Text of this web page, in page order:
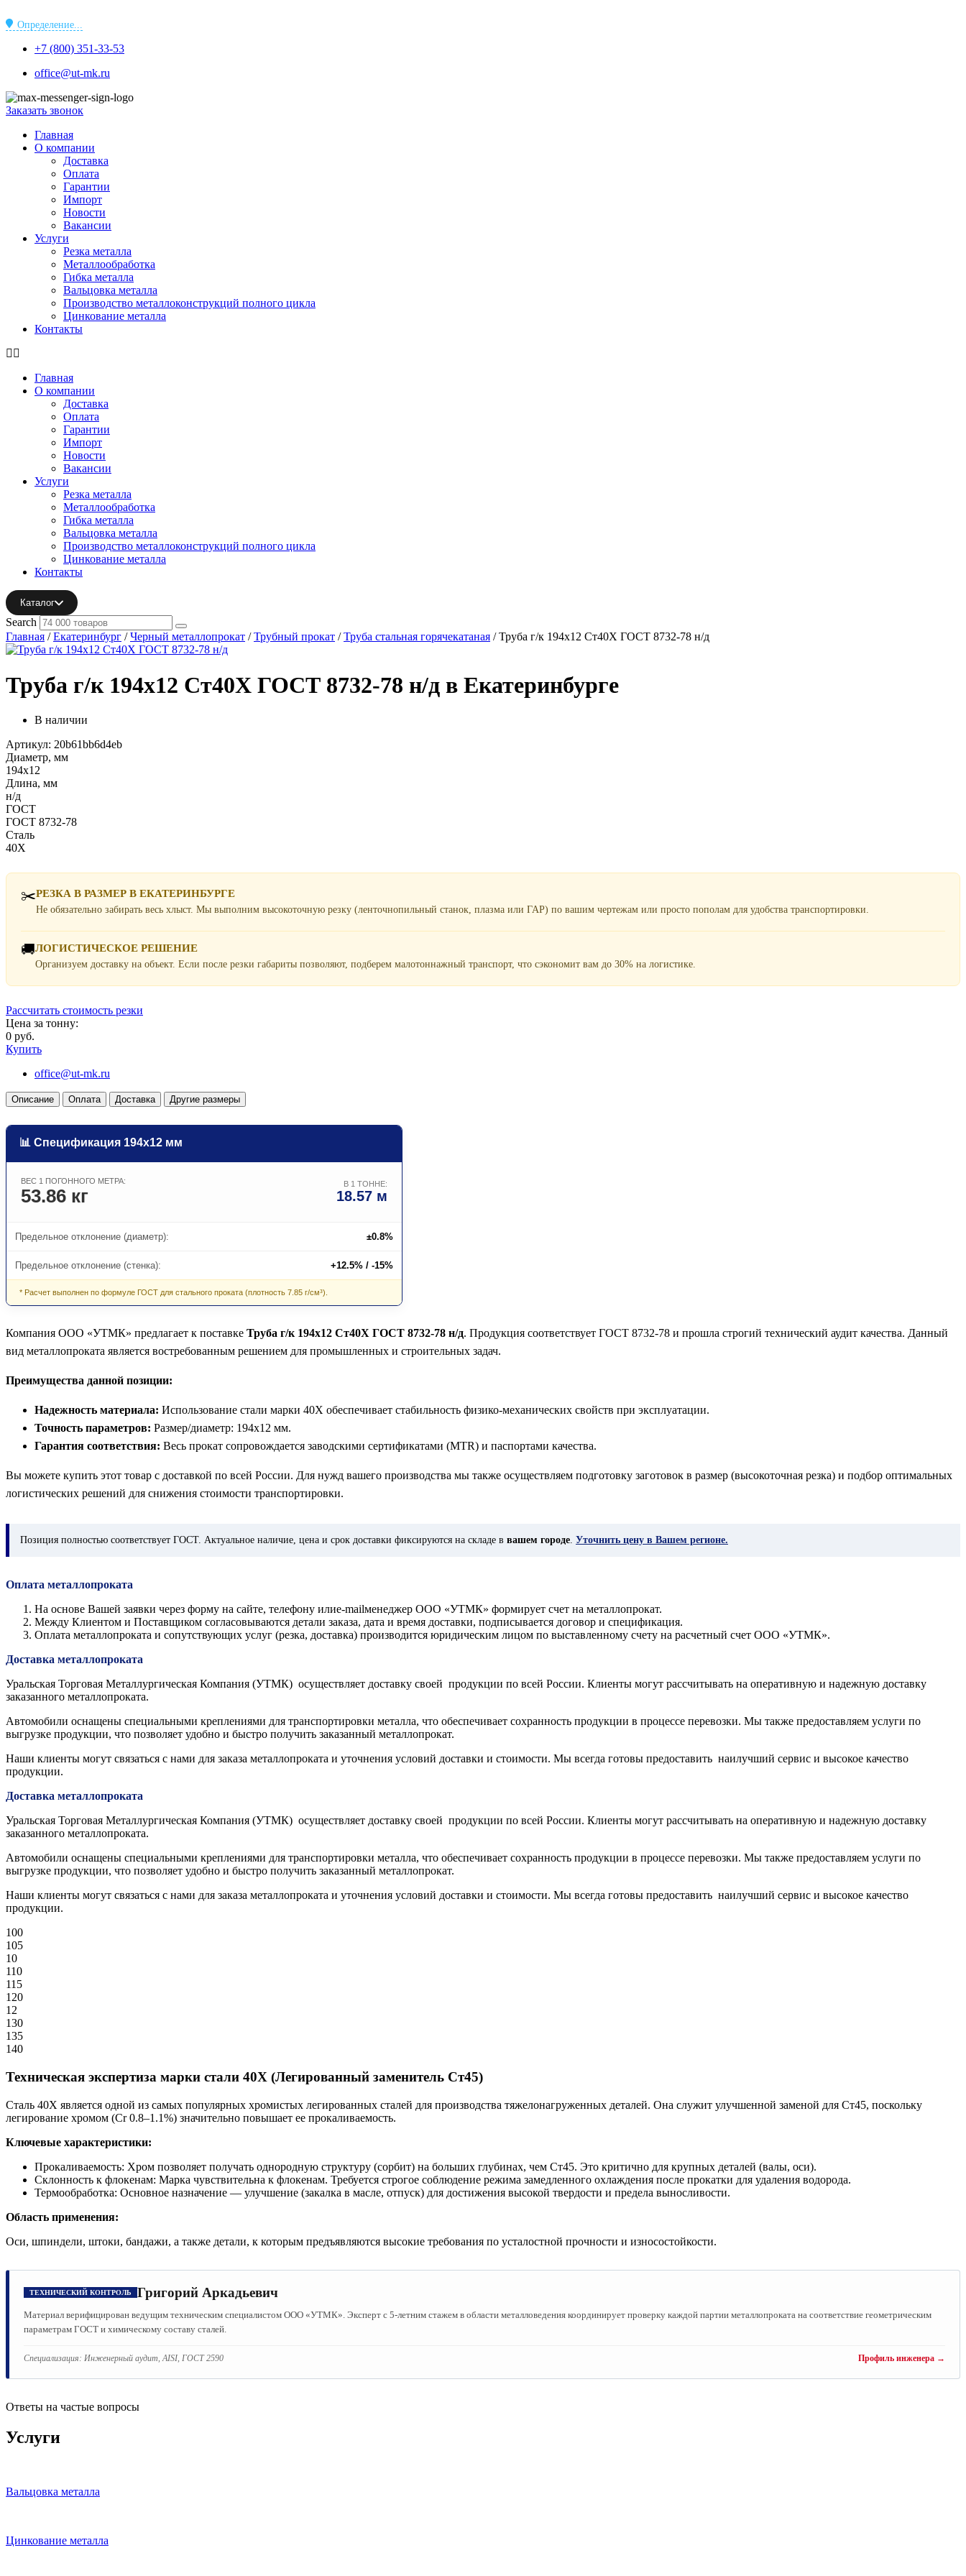
к Определение...
+7 (800) 351-33-53
office@ut-mk.ru
Заказать звонок
Главная
О компании
Доставка
Оплата
Гарантии
Импорт
Новости
Вакансии
Услуги
Резка металла
Металлообработка
Гибка металла
Вальцовка металла
Производство металлоконструкций полного цикла
Цинкование металла
Контакты
Главная
О компании
Доставка
Оплата
Гарантии
Импорт
Новости
Вакансии
Услуги
Резка металла
Металлообработка
Гибка металла
Вальцовка металла
Производство металлоконструкций полного цикла
Цинкование металла
Контакты
Каталог
Search
Главная /Екатеринбург /Черный металлопрокат /Трубный прокат /Труба стальная горячекатаная / Труба г/к 194х12 Ст40Х ГОСТ 8732-78 н/д
Труба г/к 194х12 Ст40Х ГОСТ 8732-78 н/д в Екатеринбурге
В наличии
Артикул: 20b61bb6d4eb
Диаметр, мм
194х12
Длина, мм
н/д
ГОСТ
ГОСТ 8732-78
Сталь
40Х
✂️РЕЗКА В РАЗМЕР В ЕКАТЕРИНБУРГЕ
Не обязательно забирать весь хлыст. Мы выполним высокоточную резку (ленточнопильный станок, плазма или ГАР) по вашим чертежам или просто пополам для удобства транспортировки.
🚚ЛОГИСТИЧЕСКОЕ РЕШЕНИЕ
Организуем доставку на объект. Если после резки габариты позволяют, подберем малотоннажный транспорт, что сэкономит вам до 30% на логистике.
Рассчитать стоимость резки
Цена за тонну:
0 руб.
Купить
office@ut-mk.ru
Описание Оплата Доставка Другие размеры
📊 Спецификация 194х12 мм
ВЕС 1 ПОГОННОГО МЕТРА:
53.86 кг
В 1 ТОННЕ:
18.57 м
Предельное отклонение (диаметр): ±0.8%
Предельное отклонение (стенка): +12.5% / -15%
* Расчет выполнен по формуле ГОСТ для стального проката (плотность 7.85 г/см³).
Компания ООО «УТМК» предлагает к поставке Труба г/к 194х12 Ст40Х ГОСТ 8732-78 н/д. Продукция соответствует ГОСТ 8732-78 и прошла строгий технический аудит качества. Данный
вид металлопроката является востребованным решением для промышленных и строительных задач.
Преимущества данной позиции:
Надежность материала: Использование стали марки 40Х обеспечивает стабильность физико-механических свойств при эксплуатации.
Точность параметров: Размер/диаметр: 194х12 мм.
Гарантия соответствия: Весь прокат сопровождается заводскими сертификатами (MTR) и паспортами качества.
Вы можете купить этот товар с доставкой по всей России. Для нужд вашего производства мы также осуществляем подготовку заготовок в размер (высокоточная резка) и подбор оптимальных
логистических решений для снижения стоимости транспортировки.
Позиция полностью соответствует ГОСТ. Актуальное наличие, цена и срок доставки фиксируются на складе в вашем городе. Уточнить цену в Вашем регионе.
Оплата металлопроката
На основе Вашей заявки через форму на сайте, телефону илиe-mailменеджер ООО «УТМК» формирует счет на металлопрокат.
Между Клиентом и Поставщиком согласовываются детали заказа, дата и время доставки, подписывается договор и спецификация.
Оплата металлопроката и сопутствующих услуг (резка, доставка) производится юридическим лицом по выставленному счету на расчетный счет ООО «УТМК».
Доставка металлопроката
Уральская Торговая Металлургическая Компания (УТМК) осуществляет доставку своей продукции по всей России. Клиенты могут рассчитывать на оперативную и надежную доставку
заказанного металлопроката.
Автомобили оснащены специальными креплениями для транспортировки металла, что обеспечивает сохранность продукции в процессе перевозки. Мы также предоставляем услуги по
выгрузке продукции, что позволяет удобно и быстро получить заказанный металлопрокат.
Наши клиенты могут связаться с нами для заказа металлопроката и уточнения условий доставки и стоимости. Мы всегда готовы предоставить наилучший сервис и высокое качество
продукции.
Доставка металлопроката
Уральская Торговая Металлургическая Компания (УТМК) осуществляет доставку своей продукции по всей России. Клиенты могут рассчитывать на оперативную и надежную доставку
заказанного металлопроката.
Автомобили оснащены специальными креплениями для транспортировки металла, что обеспечивает сохранность продукции в процессе перевозки. Мы также предоставляем услуги по
выгрузке продукции, что позволяет удобно и быстро получить заказанный металлопрокат.
Наши клиенты могут связаться с нами для заказа металлопроката и уточнения условий доставки и стоимости. Мы всегда готовы предоставить наилучший сервис и высокое качество
продукции.
100
105
10
110
115
120
12
130
135
140
Техническая экспертиза марки стали 40Х (Легированный заменитель Ст45)
Сталь 40Х является одной из самых популярных хромистых легированных сталей для производства тяжелонагруженных деталей. Она служит улучшенной заменой для Ст45, поскольку
легирование хромом (Cr 0.8–1.1%) значительно повышает ее прокаливаемость.
Ключевые характеристики:
Прокаливаемость: Хром позволяет получать однородную структуру (сорбит) на больших глубинах, чем Ст45. Это критично для крупных деталей (валы, оси).
Склонность к флокенам: Марка чувствительна к флокенам. Требуется строгое соблюдение режима замедленного охлаждения после прокатки для удаления водорода.
Термообработка: Основное назначение — улучшение (закалка в масле, отпуск) для достижения высокой твердости и предела выносливости.
Область применения:
Оси, шпиндели, штоки, бандажи, а также детали, к которым предъявляются высокие требования по усталостной прочности и износостойкости.
ТЕХНИЧЕСКИЙ КОНТРОЛЬ Григорий Аркадьевич
Материал верифицирован ведущим техническим специалистом ООО «УТМК». Эксперт с 5-летним стажем в области металловедения координирует проверку каждой партии металлопроката на соответствие геометрическим
параметрам ГОСТ и химическому составу сталей.
Специализация: Инженерный аудит, AISI, ГОСТ 2590 Профиль инженера →
Ответы на частые вопросы
Услуги
Вальцовка металла
Цинкование металла